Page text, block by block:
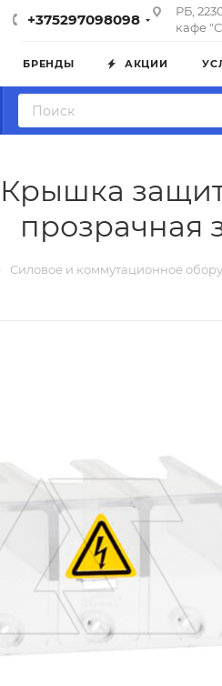
+375297098098
РБ,
кафе
БРЕНДЫ АКЦИИ
Крышка
прозрачная
Силовое и коммутационное